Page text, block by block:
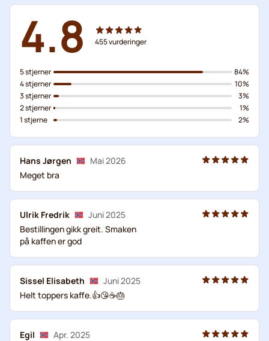
4.8 455vurderinger
5 stjerner
4 stjerner
3 stjerner
2 stjerner
1 stjerne
84%
10%
3%
1%
2%
Hans Jørgen
Mai 2026
Meget bra
Ulrik Fredrik
Juni 2025
Bestillingen gikk greit. Smaken
på kaffen er god
Sissel Elisabeth
Juni 2025
Helt toppers kaffe.👍😘☕️🎂
Egil
Apr. 2025